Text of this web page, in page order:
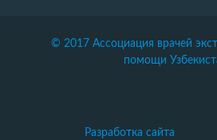
© 2017 Ассоциация врачей
помощи
Разработка сайта